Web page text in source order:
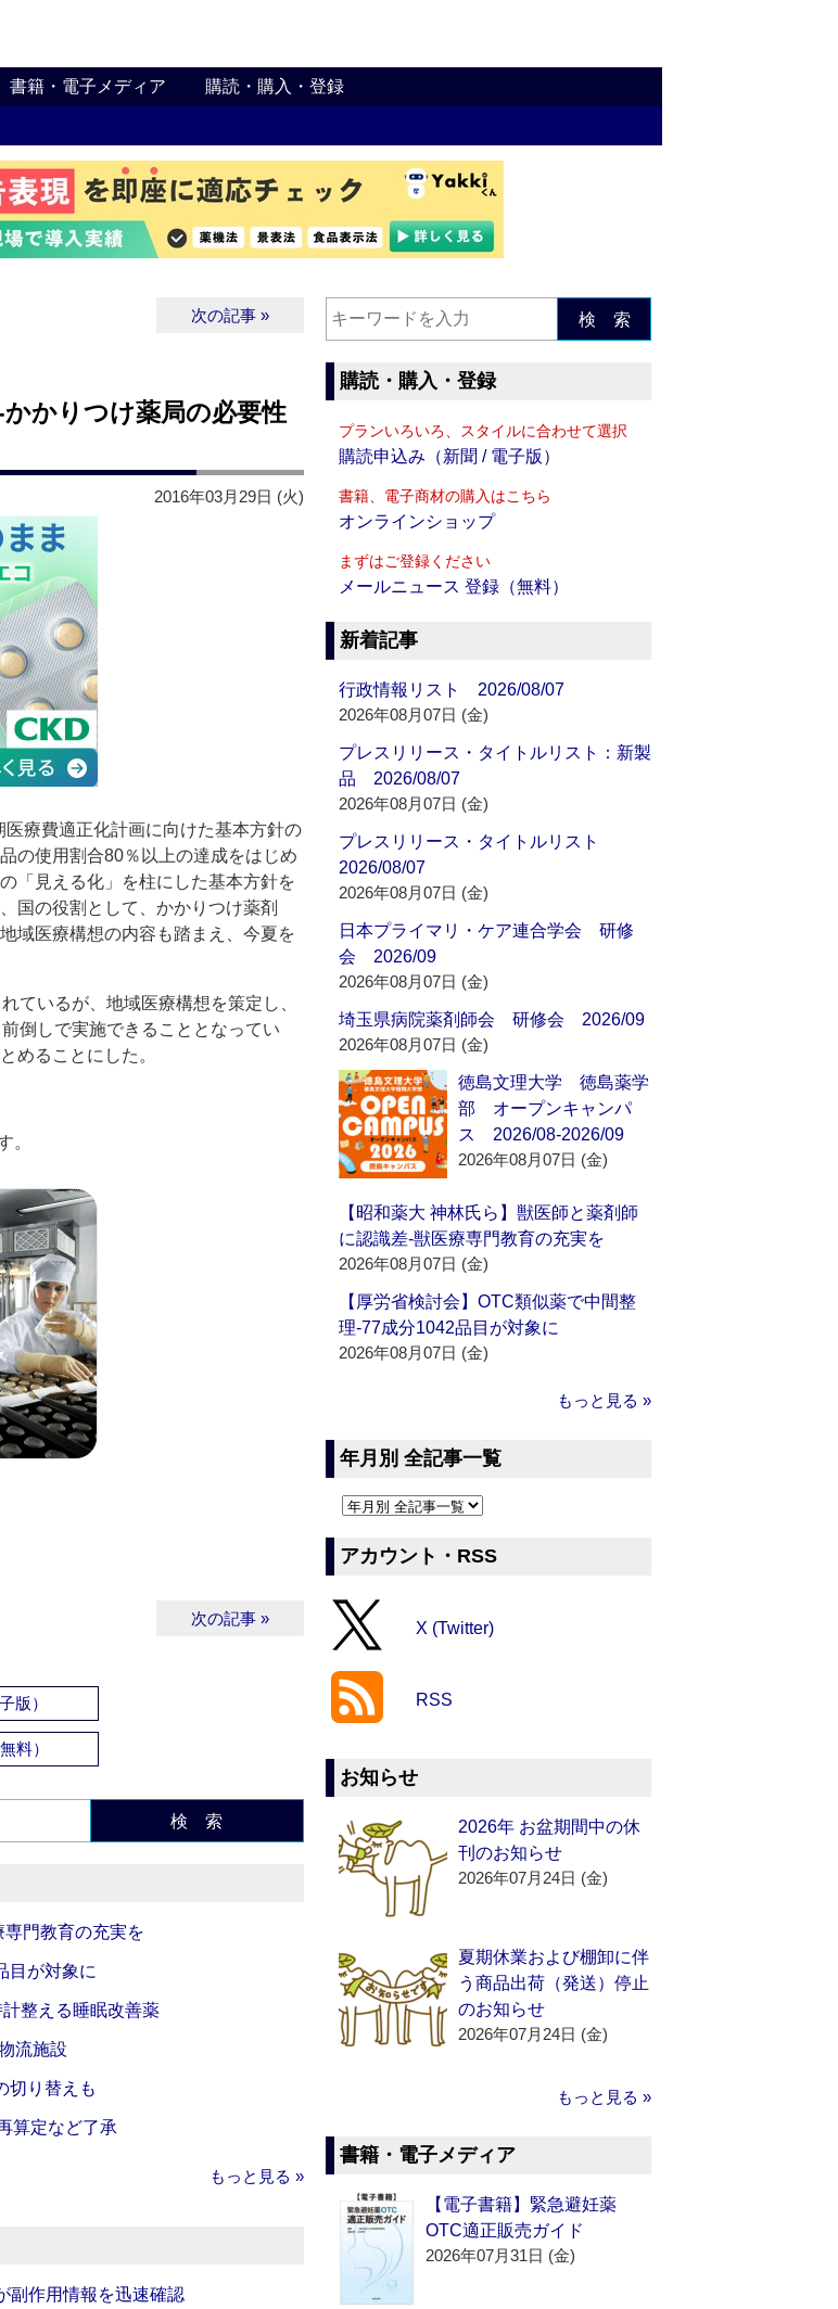
書籍・電子メディア 購読・購入・登録
次の記事 »
かかりつけ薬局の必要性
2016年03月29日 (火)
療費適正化計画に向けた基本方針の
の使用割合80％以上の達成をはじめ
「見える化」を柱にした基本方針を
国の役割として、かかりつけ薬剤
域医療構想の内容も踏まえ、今夏を
ているが、地域医療構想を策定し、
倒しで実施できることとなってい
めることにした。
。
次の記事 »
版）
料）
検 索
専門教育の充実を
目が対象に
計整える睡眠改善薬
流施設
切り替えも
算定など了承
もっと見る »
副作用情報を迅速確認
検 索
購読・購入・登録
プランいろいろ、スタイルに合わせて選択
購読申込み（新聞 / 電子版）
書籍、電子商材の購入はこちら
オンラインショップ
まずはご登録ください
メールニュース 登録（無料）
新着記事
行政情報リスト 2026/08/07
2026年08月07日 (金)
プレスリリース・タイトルリスト：新製
品 2026/08/07
2026年08月07日 (金)
プレスリリース・タイトルリスト
2026/08/07
2026年08月07日 (金)
日本プライマリ・ケア連合学会 研修
会 2026/09
2026年08月07日 (金)
埼玉県病院薬剤師会 研修会 2026/09
2026年08月07日 (金)
徳島文理大学 徳島薬学
部 オープンキャンパ
ス 2026/08-2026/09
2026年08月07日 (金)
【昭和薬大 神林氏ら】獣医師と薬剤師
に認識差‐獣医療専門教育の充実を
2026年08月07日 (金)
【厚労省検討会】OTC類似薬で中間整
理‐77成分1042品目が対象に
2026年08月07日 (金)
もっと見る »
年月別 全記事一覧
アカウント・RSS
X (Twitter)
RSS
お知らせ
2026年 お盆期間中の休
刊のお知らせ
2026年07月24日 (金)
夏期休業および棚卸に伴
う商品出荷（発送）停止
のお知らせ
2026年07月24日 (金)
もっと見る »
書籍・電子メディア
【電子書籍】緊急避妊薬
OTC適正販売ガイド
2026年07月31日 (金)